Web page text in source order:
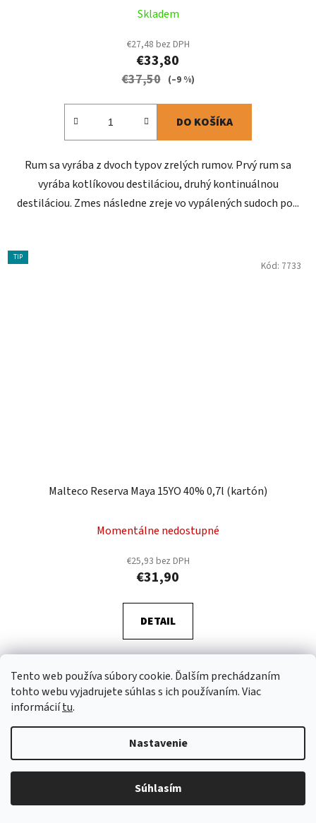
Tento web používa súbory cookie. Ďalším prechádzaním
tohto webu vyjadrujete súhlas s ich používaním. Viac
informáciítu.
Nastavenie
Súhlasím
Skladem
€27,48 bez DPH
€33,80
€37,50 (–9 %)
DO KOŠÍKA
Rum sa vyrába z dvoch typov zrelých rumov. Prvý rum sa
vyrába kotlíkovou destiláciou, druhý kontinuálnou
destiláciou. Zmes následne zreje vo vypálených sudoch po...
TIP
Malteco Reserva Maya 15YO 40% 0,7l (kartón)
Momentálne nedostupné
€25,93 bez DPH
€31,90
DETAIL
jemný rum. V jeho chuti vyniká prirodzená jemne korenistá
nasladlosť škorice, vanilky a tmavej čokolády. Malteco je...
Kód: 7733